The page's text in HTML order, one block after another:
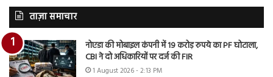
ताज़ा समाचार
नोएडा की मोबाइल कंपनी में 19 करोड़ रुपये का PF घोटाला,
CBI ने दो अधिकारियों पर दर्ज की FIR
1 August 2026 - 2:13 PM